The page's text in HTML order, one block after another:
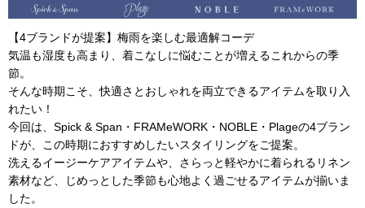
【4ブランドが提案】梅雨を楽しむ最適解コーデ
気温も湿度も高まり、着こなしに悩むことが増えるこれからの季
節。
そんな時期こそ、快適さとおしゃれを両立できるアイテムを取り入
れたい！
今回は、Spick & Span・FRAMeWORK・NOBLE・Plageの4ブラン
ドが、この時期におすすめしたいスタイリングをご提案。
洗えるイージーケアアイテムや、さらっと軽やかに着られるリネン
素材など、じめっとした季節も心地よく過ごせるアイテムが揃いま
した。